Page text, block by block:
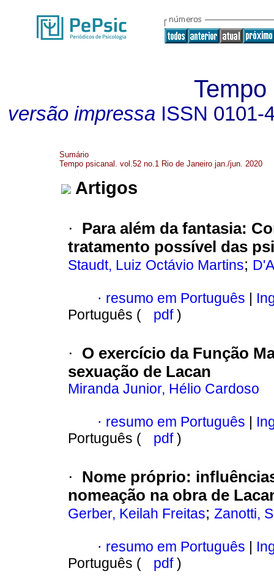
versão impressa ISSN 0101-
Sumário
Tempo psicanal. vol.52 no.1 Rio de Janeiro jan./jun. 2020
Artigos
· Para além da fantasia:
tratamento possível das
Staudt, Luiz Octávio Martins;
· resumo em Português
Português (
pdf)
·
O exercício da Função
sexuação de Lacan
Miranda Junior, Hélio Cardoso
· resumo em Português
Português (
pdf)
· Nome próprio:
nomeação na obra de
Gerber, Keilah Freitas; Zanotti,
· resumo em Português
Português (
pdf)